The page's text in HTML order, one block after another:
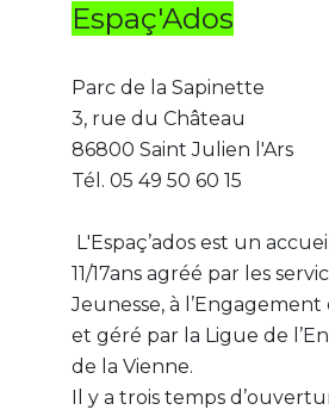
Espaç'Ados
Parc de la Sapinette
3, rue du Château
86800 Saint Julien l'Ars
Tél. 05 49 50 60 15
L'Espaç’ados est un
11/17ans agréé par les
Jeunesse, à
et géré par la Ligue de
de la Vienne.
Il y a trois temps